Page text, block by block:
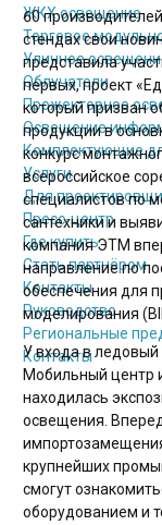
ЖКХ освещение
Торговое
Уличное
Облучатели
Прожекторное
Освещение
Комплектующие
Услуги
Для
Пресс-центр
Где купить
Стать партнёром
Контакты
Руководство
Региональные
Контакты
60
стендах свои
представила
первых, проект
который призван
продукции в
конкурс
всероссийское
специалистов по
сантехники и
компания ЭТМ
направление по
обеспечения для
моделирования
У входа в
Мобильный центр
находилась
освещения.
крупнейших
смогут
оборудованием и